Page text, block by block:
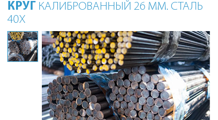
КРУГ КАЛИБРОВАННЫЙ 26 ММ. СТАЛЬ
40Х